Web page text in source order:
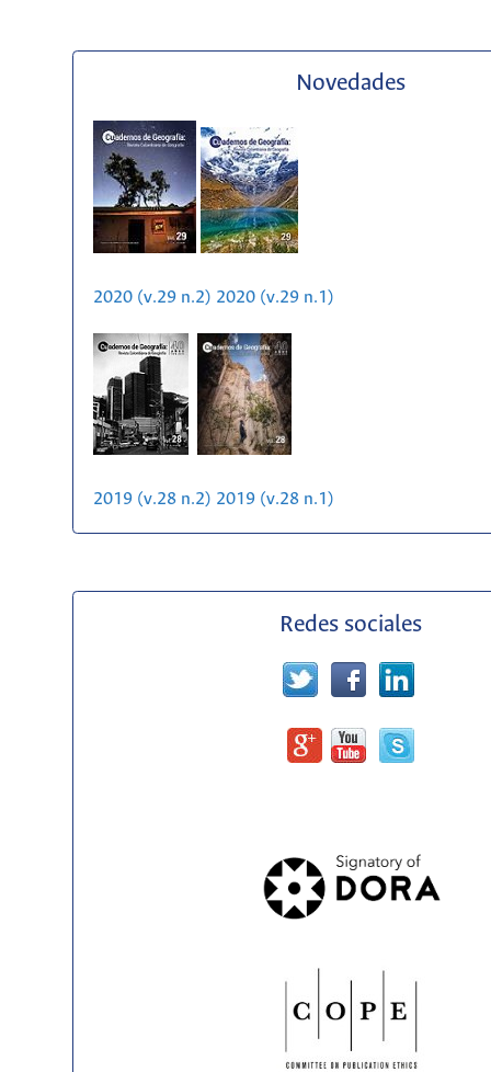
Novedades
2020 (v.29 n.2) 2020 (v.29 n.1)
2019 (v.28 n.2) 2019 (v.28 n.1)
Redes sociales